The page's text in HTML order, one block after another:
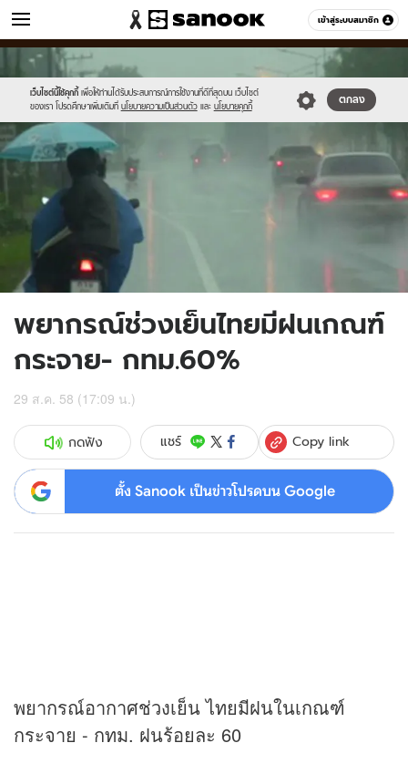
เข้าสู่ระบบสมาชิก
ข่าว หมวดอื่นๆ
เว็บไซต์นี้ใช้คุกกี้ เพื่อให้ท่านได้รับประสบการณ์การใช้งานที่ดีที่สุดบน เว็บไซต์
ของเรา โปรดศึกษาเพิ่มเติมที่ นโยบายความเป็นส่วนตัว และ นโยบายคุกกี้
ตกลง
Sanook
//s.isanook.com/sr/0/images/logo-
new-
sanook.png
600
//s.isanook.com/ns/0/ud/371/1856474/642411-
01.jpg
พยากรณ์ช่วงเย็นไทยมีฝนเกณฑ์
กระจาย- กทม.60%
29 ส.ค. 58 (17:09 น.)
กดฟัง แชร์ Copy link
ตั้ง Sanook เป็นข่าวโปรดบน Google
พยากรณ์อากาศช่วงเย็น ไทยมีฝนในเกณฑ์
กระจาย - กทม. ฝนร้อยละ 60